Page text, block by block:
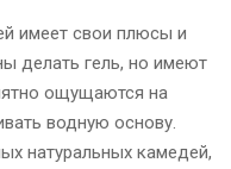
имеет свои плюсы и
делать гель, но имеют
ощущаются на
водную основу.
натуральных камедей,